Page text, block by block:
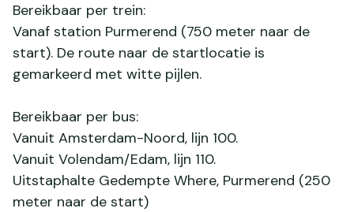
Bereikbaar per trein:
Vanaf station Purmerend (750 meter naar de
start). De route naar de startlocatie is
gemarkeerd met witte pijlen.
Bereikbaar per bus:
Vanuit Amsterdam-Noord, lijn 100.
Vanuit Volendam/Edam, lijn 110.
Uitstaphalte Gedempte Where, Purmerend (250
meter naar de start)